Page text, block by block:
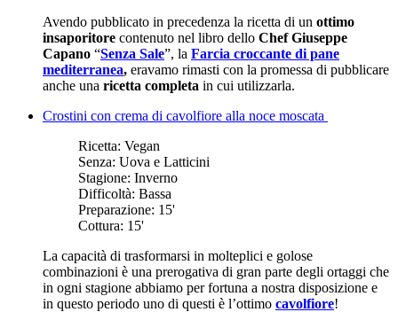
Avendo pubblicato in precedenza la ricetta di un ottimo
insaporitore contenuto nel libro dello Chef Giuseppe
Capano “Senza Sale”, la Farcia croccante di pane
mediterranea, eravamo rimasti con la promessa di pubblicare
anche una ricetta completa in cui utilizzarla.
Crostini con crema di cavolfiore alla noce moscata
Ricetta: Vegan
Senza: Uova e Latticini
Stagione: Inverno
Difficoltà: Bassa
Preparazione: 15'
Cottura: 15'
La capacità di trasformarsi in molteplici e golose
combinazioni è una prerogativa di gran parte degli ortaggi che
in ogni stagione abbiamo per fortuna a nostra disposizione e
in questo periodo uno di questi è l’ottimo cavolfiore!